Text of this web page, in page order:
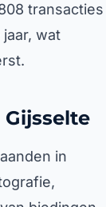
transacties
wat
in